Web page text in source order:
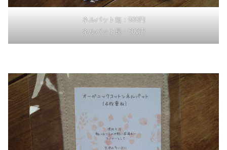
ネルパット短：500円
ネルパット長：600円